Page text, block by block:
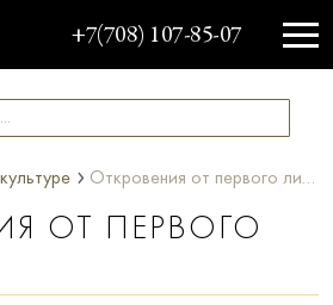
+7(708) 107-85-07
› Откровения от первого лица
ОТ ПЕРВОГО